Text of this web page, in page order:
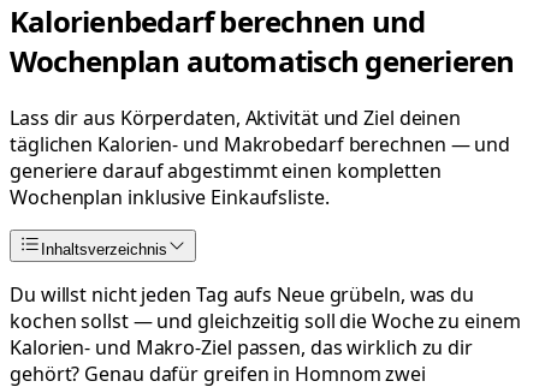
Kalorienbedarf berechnen und
Wochenplan automatisch generieren
Lass dir aus Körperdaten, Aktivität und Ziel deinen
täglichen Kalorien- und Makrobedarf berechnen — und
generiere darauf abgestimmt einen kompletten
Wochenplan inklusive Einkaufsliste.
Inhaltsverzeichnis
Du willst nicht jeden Tag aufs Neue grübeln, was du
kochen sollst — und gleichzeitig soll die Woche zu einem
Kalorien- und Makro-Ziel passen, das wirklich zu dir
gehört? Genau dafür greifen in Homnom zwei